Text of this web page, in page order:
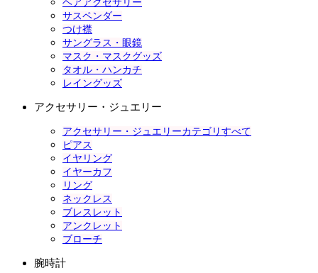
ヘアアクセサリー
サスペンダー
つけ襟
サングラス・眼鏡
マスク・マスクグッズ
タオル・ハンカチ
レイングッズ
アクセサリー・ジュエリー
アクセサリー・ジュエリーカテゴリすべて
ピアス
イヤリング
イヤーカフ
リング
ネックレス
ブレスレット
アンクレット
ブローチ
腕時計